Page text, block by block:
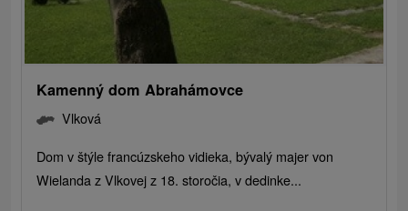
Kamenný dom Abrahámovce
Vlková
Dom v štýle francúzskeho vidieka, bývalý majer von
Wielanda z Vlkovej z 18. storočia, v dedinke...